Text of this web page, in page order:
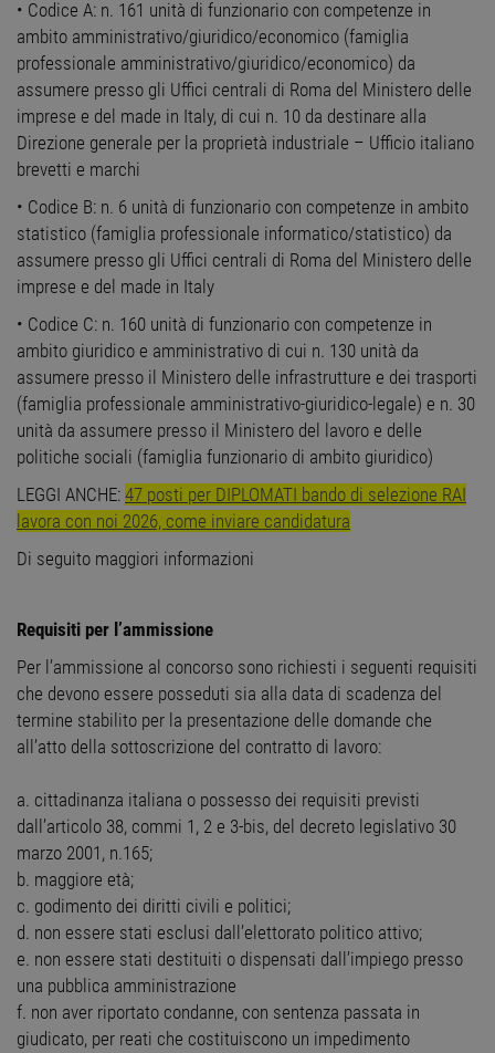
• Codice A: n. 161 unità di funzionario con competenze in
ambito amministrativo/giuridico/economico (famiglia
professionale amministrativo/giuridico/economico) da
assumere presso gli Uffici centrali di Roma del Ministero delle
imprese e del made in Italy, di cui n. 10 da destinare alla
Direzione generale per la proprietà industriale – Ufficio italiano
brevetti e marchi
• Codice B: n. 6 unità di funzionario con competenze in ambito
statistico (famiglia professionale informatico/statistico) da
assumere presso gli Uffici centrali di Roma del Ministero delle
imprese e del made in Italy
• Codice C: n. 160 unità di funzionario con competenze in
ambito giuridico e amministrativo di cui n. 130 unità da
assumere presso il Ministero delle infrastrutture e dei trasporti
(famiglia professionale amministrativo-giuridico-legale) e n. 30
unità da assumere presso il Ministero del lavoro e delle
politiche sociali (famiglia funzionario di ambito giuridico)
LEGGI ANCHE: 47 posti per DIPLOMATI bando di selezione RAI
lavora con noi 2026, come inviare candidatura
Di seguito maggiori informazioni
Requisiti per l’ammissione
Per l’ammissione al concorso sono richiesti i seguenti requisiti
che devono essere posseduti sia alla data di scadenza del
termine stabilito per la presentazione delle domande che
all’atto della sottoscrizione del contratto di lavoro:
a. cittadinanza italiana o possesso dei requisiti previsti
dall’articolo 38, commi 1, 2 e 3-bis, del decreto legislativo 30
marzo 2001, n.165;
b. maggiore età;
c. godimento dei diritti civili e politici;
d. non essere stati esclusi dall’elettorato politico attivo;
e. non essere stati destituiti o dispensati dall’impiego presso
una pubblica amministrazione
f. non aver riportato condanne, con sentenza passata in
giudicato, per reati che costituiscono un impedimento